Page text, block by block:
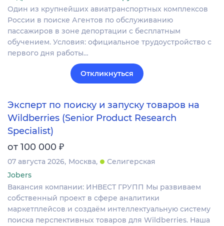
Один из крупнейших авиатранспортных комплексов
России в поиске Агентов по обслуживанию
пассажиров в зоне депортации с бесплатным
обучением. Условия: официальное трудоустройство с
первого дня работы…
Откликнуться
Эксперт по поиску и запуску товаров на
Wildberries (Senior Product Research
Specialist)
от 100 000 ₽
07 августа 2026 Москва
Селигерская
Jobers
Вакансия компании: ИНВЕСТ ГРУПП Мы развиваем
собственный проект в сфере аналитики
маркетплейсов и создаём интеллектуальную систему
поиска перспективных товаров для Wildberries. Наша